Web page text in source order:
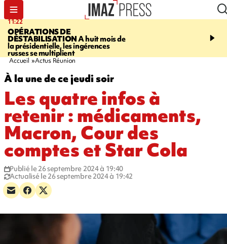
11:22
OPÉRATIONS DE
DÉSTABILISATIONA huit mois de
la présidentielle, les ingérences
russes se multiplient
14:51
Rivière triple champion
Accueil Actus Réunion
À la une de ce jeudi soir
Les quatre infos à
retenir : médicaments,
Macron, Cour des
comptes et Star Cola
Publié le 26 septembre 2024 à 19:40
Actualisé le 26 septembre 2024 à 19:42